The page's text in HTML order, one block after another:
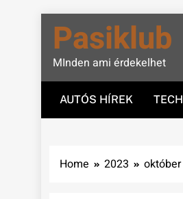
content
Pasiklub
MInden ami érdekelhet
AUTÓS HÍREK TECH
Home 2023 október